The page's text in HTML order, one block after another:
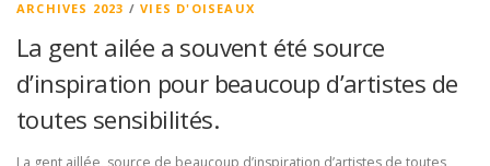
ARCHIVES 2023 /VIES D'OISEAUX
La gent ailée a souvent été source
d’inspiration pour beaucoup d’artistes de
toutes sensibilités.